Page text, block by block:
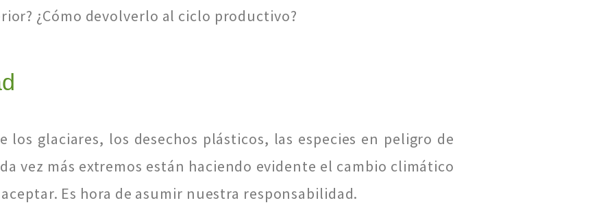
¿Cómo devolverlo al ciclo productivo?
los glaciares, los desechos plásticos, las especies en peligro de
vez más extremos están haciendo evidente el cambio climático
Es hora de asumir nuestra responsabilidad.